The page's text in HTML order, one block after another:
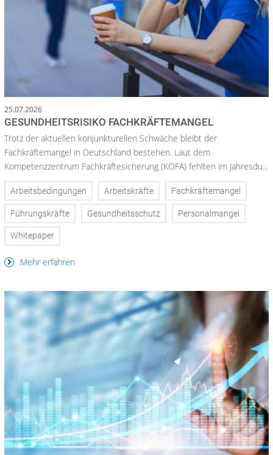
25.07.2026
GESUNDHEITSRISIKO FACHKRÄFTEMANGEL
Trotz der aktuellen konjunkturellen Schwäche bleibt der
Fachkräftemangel in Deutschland bestehen. Laut dem
Kompetenzzentrum Fachkräftesicherung (KOFA) fehlten im Jahresdu...
Arbeitsbedingungen Arbeitskräfte Fachkräftemangel
Führungskräfte Gesundheitsschutz Personalmangel
Whitepaper
Mehr erfahren